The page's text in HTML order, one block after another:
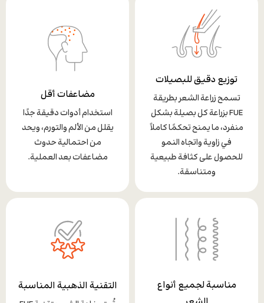
توزيع دقيق للبصيلات
تسمح زراعة الشعر بطريقة
FUE بزراعة كل بصيلة بشكل
منفرد، ما يمنح تحكمًا كاملاً
في زاوية واتجاه النمو
للحصول على كثافة طبيعية
ومتناسقة.
مضاعفات أقل
استخدام أدوات دقيقة جدًا
يقلل من الألم والتورم، ويحد
من احتمالية حدوث
مضاعفات بعد العملية.
مناسبة لجميع أنواع
التقنية الذهبية المناسبة